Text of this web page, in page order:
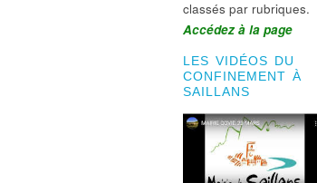
classés par rubriques.
Accédez à la page
LES VIDÉOS DU
CONFINEMENT À
SAILLANS